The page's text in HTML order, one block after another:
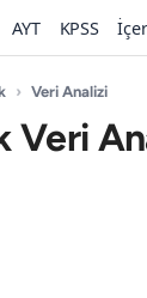
AYT KPSS
› Veri Analizi
Veri